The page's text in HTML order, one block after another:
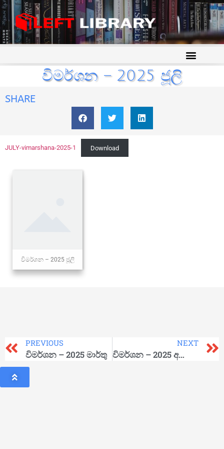
විමර්ශන – 2025 ජූලි
SHARE
JULY-vimarshana-2025-1 Download
විමර්ශන – 2025 ජූලි
PREVIOUS
විමර්ශන – 2025 මාර්තු
NEXT
විමර්ශන – 2025 අගෝස්තු